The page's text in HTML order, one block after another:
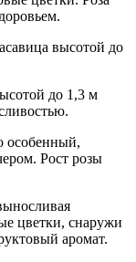
высотой до
до 1,3 м
особенный,
Рост розы
цветки, снаружи
аромат.